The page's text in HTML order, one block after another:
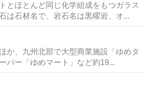
とほとんど同じ化学組成をもつガラス
は石材名で、岩石名は黒曜岩、オ...
か、九州北部で大型商業施設「ゆめタ
パー「ゆめマート」など約19...